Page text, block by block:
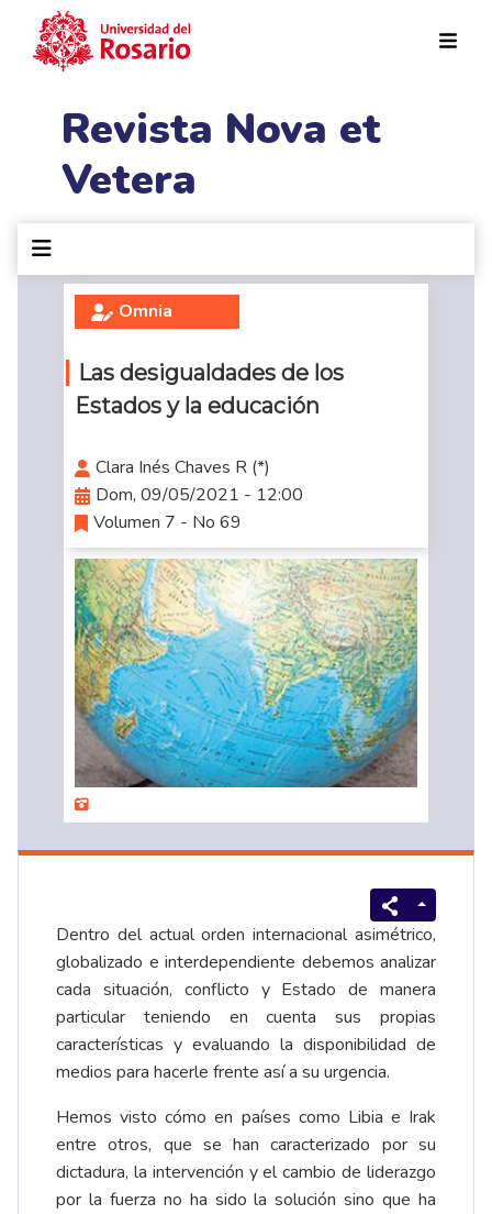
Revista Nova et
Vetera
Omnia
Las desigualdades de los
Estados y la educación
Clara Inés Chaves R (*)
Dom, 09/05/2021 - 12:00
Volumen 7 - No 69
Dentro del actual orden internacional asimétrico,
globalizado e interdependiente debemos analizar
cada situación, conflicto y Estado de manera
particular teniendo en cuenta sus propias
características y evaluando la disponibilidad de
medios para hacerle frente así a su urgencia.
Hemos visto cómo en países como Libia e Irak
entre otros, que se han caracterizado por su
dictadura, la intervención y el cambio de liderazgo
por la fuerza no ha sido la solución sino que ha